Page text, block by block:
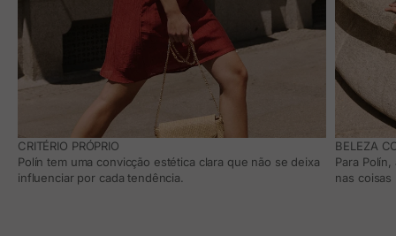
CRITÉRIO PRÓPRIO
Polín tem uma convicção estética clara que não se deixa
influenciar por cada tendência.
BELEZA
Para
nas